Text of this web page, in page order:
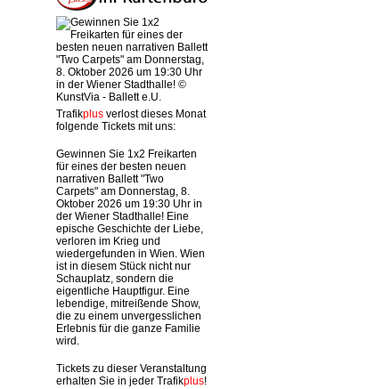
Trafikplusverlost dieses Monat
folgende Tickets mit uns:
Gewinnen Sie 1x2 Freikarten
für eines der besten neuen
narrativen Ballett "Two
Carpets" am Donnerstag, 8.
Oktober 2026 um 19:30 Uhr in
der Wiener Stadthalle! Eine
epische Geschichte der Liebe,
verloren im Krieg und
wiedergefunden in Wien. Wien
ist in diesem Stück nicht nur
Schauplatz, sondern die
eigentliche Hauptfigur. Eine
lebendige, mitreißende Show,
die zu einem unvergesslichen
Erlebnis für die ganze Familie
wird.
Tickets zu dieser Veranstaltung
erhalten Sie in jeder Trafikplus!